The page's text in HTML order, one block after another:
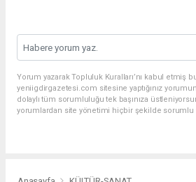
Yorum yazarak Topluluk Kuralları’nı kabul etmiş
yeniigdirgazetesi.com sitesine yaptığınız
dolaylı tüm sorumluluğu tek başınıza
yorumlardan site yönetimi hiçbir şekilde sorumlu